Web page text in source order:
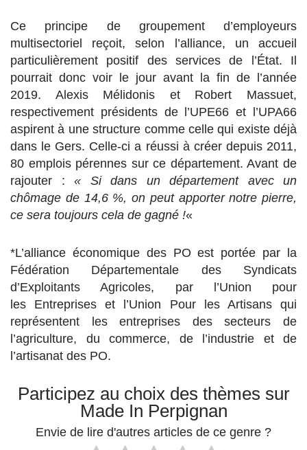
Ce principe de groupement d’employeurs
multisectoriel reçoit, selon l’alliance, un accueil
particulièrement positif des services de l’État. Il
pourrait donc voir le jour avant la fin de l’année
2019. Alexis Mélidonis et Robert Massuet,
respectivement présidents de l’UPE66 et l’UPA66
aspirent à une structure comme celle qui existe déjà
dans le Gers. Celle-ci a réussi à créer depuis 2011,
80 emplois pérennes sur ce département. Avant de
rajouter : « Si dans un département avec un
chômage de 14,6 %, on peut apporter notre pierre,
ce sera toujours cela de gagné !«
*L’alliance économique des PO est portée par la
Fédération Départementale des Syndicats
d’Exploitants Agricoles, par l’Union pour
les Entreprises et l’Union Pour les Artisans qui
représentent les entreprises des secteurs de
l’agriculture, du commerce, de l’industrie et de
l’artisanat des PO.
Participez au choix des thèmes sur
Made In Perpignan
Envie de lire d'autres articles de ce genre ?